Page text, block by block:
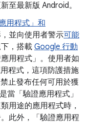
至最新版 Android。
用程式」和
並向使用者警示可能
，搭載 Google 行動
用程式」。使用者如
程式，這項防護措施
止發布任何可用於獲
當「驗證應用程式」
用途的應用程式時，
此外，「驗證應用程